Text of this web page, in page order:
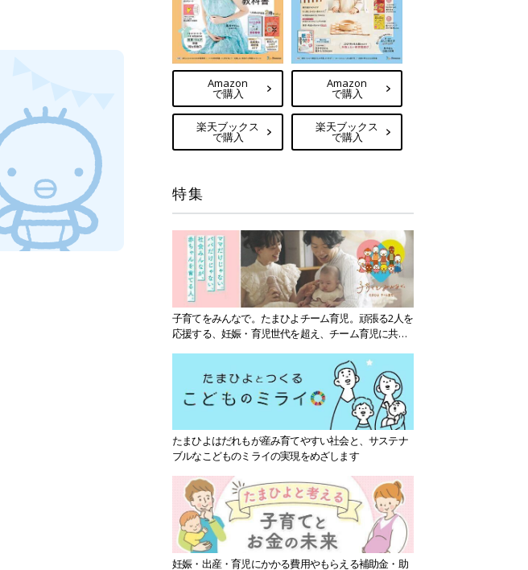
Amazon
で購入
楽天ブックス
で購入
Amazon
で購入
楽天ブックス
で購入
特集
子育てをみんなで。たまひよチーム育児。頑張る2人を
応援する、妊娠・育児世代を超え、チーム育児に共感
たまひよはだれもが産み育てやすい社会と、サステナ
ブルなこどものミライの実現をめざします
妊娠・出産・育児にかかる費用やもらえる補助金・助